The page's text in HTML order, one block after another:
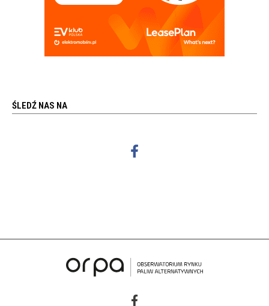
ŚLEDŹ NAS NA